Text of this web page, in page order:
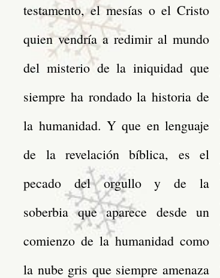
testamento, el mesías o el Cristo
quien vendría a redimir al mundo
del misterio de la iniquidad que
siempre ha rondado la historia de
la humanidad. Y que en lenguaje
de la revelación bíblica, es el
pecado del orgullo y de la
soberbia que aparece desde un
comienzo de la humanidad como
la nube gris que siempre amenaza